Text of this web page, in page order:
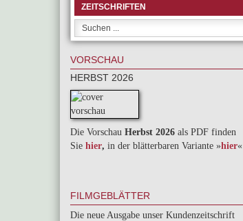
ZEITSCHRIFTEN
VORSCHAU
HERBST 2026
Die Vorschau Herbst 2026 als PDF finden
Sie hier, in der blätterbaren Variante »hier«
FILMGEBLÄTTER
Die neue Ausgabe unser Kundenzeitschrift